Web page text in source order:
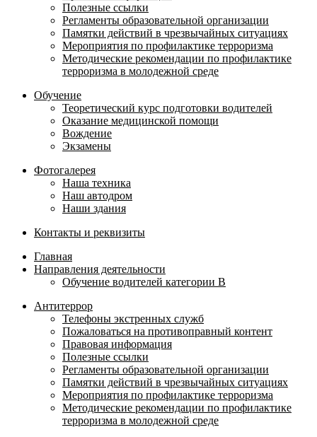
Полезные ссылки
Регламенты образовательной организации
Памятки действий в чрезвычайных ситуациях
Мероприятия по профилактике терроризма
Методические рекомендации по профилактике
терроризма в молодежной среде
Обучение
Теоретический курс подготовки водителей
Оказание медицинской помощи
Вождение
Экзамены
Фотогалерея
Наша техника
Наш автодром
Наши здания
Контакты и реквизиты
Главная
Направления деятельности
Обучение водителей категории B
Антитеррор
Телефоны экстренных служб
Пожаловаться на противоправный контент
Правовая информация
Полезные ссылки
Регламенты образовательной организации
Памятки действий в чрезвычайных ситуациях
Мероприятия по профилактике терроризма
Методические рекомендации по профилактике
терроризма в молодежной среде